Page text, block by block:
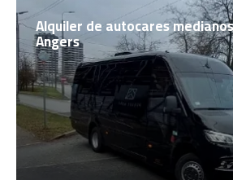
Alquiler de autocares
Angers